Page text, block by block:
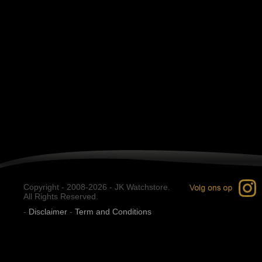
Copyright - 2008-2026 - JK Watchstore.
All Rights Reserved.
- Disclaimer - Term and Conditions